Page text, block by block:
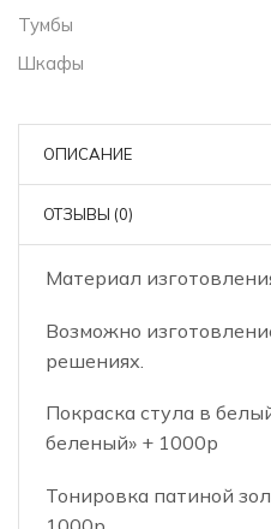
Тумбы
Шкафы
ОПИСАНИЕ
ОТЗЫВЫ (0)
Материал
Возможно
решениях.
Покраска стула в
беленый» + 1000р
Тонировка патиной